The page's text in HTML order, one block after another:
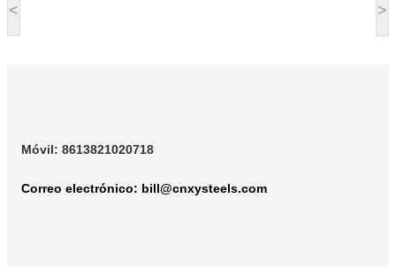
< >
Móvil: 8613821020718
Correo electrónico: bill@cnxysteels.com